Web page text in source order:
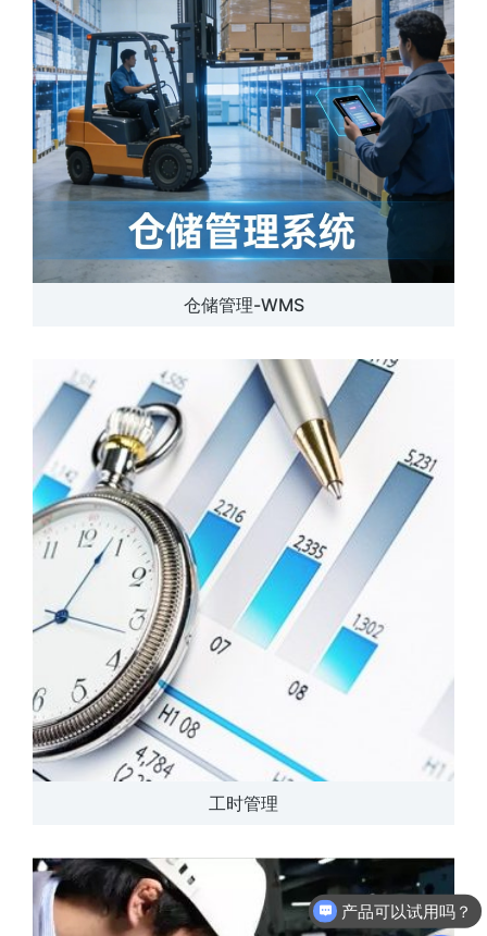
仓储管理-WMS
工时管理
产品可以试用吗？
软件有折扣吗？